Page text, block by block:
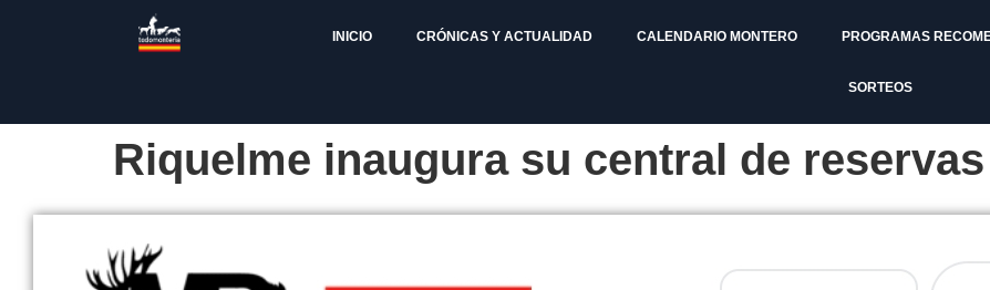
INICIO CRÓNICAS Y ACTUALIDAD CALENDARIO MONTERO PROGRAMAS
SORTEOS
Riquelme inaugura su central de reservas